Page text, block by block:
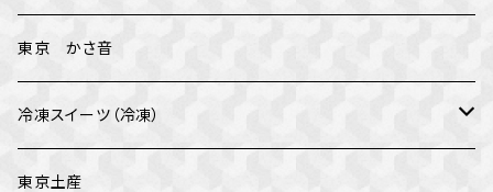
イベント
母の日
父の日
東京 かさ音
冷凍スイーツ（冷凍）
テオブロマ
東京土産